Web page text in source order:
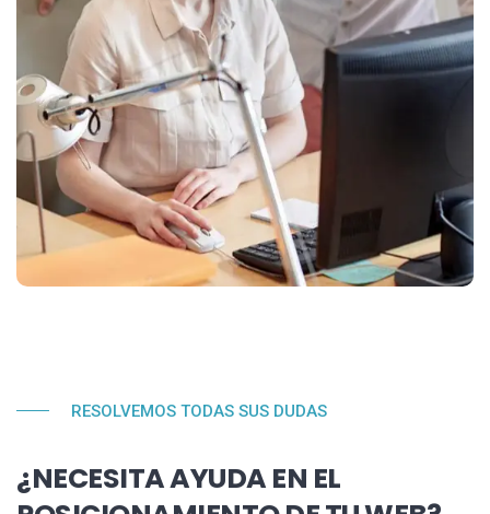
RESOLVEMOS TODAS SUS DUDAS
¿NECESITA AYUDA EN EL